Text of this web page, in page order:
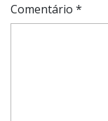
Comentário *